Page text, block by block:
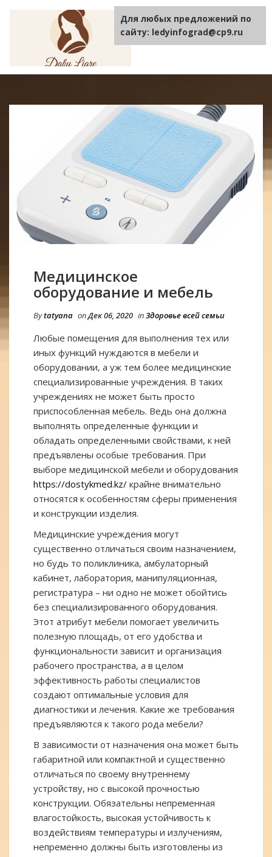
TOGGLE
Медицинское
оборудование и мебель
Bytatyana onДек 06, 2020 inЗдоровье всей семьи
Любые помещения для выполнения тех или
иных функций нуждаются в мебели и
оборудовании, а уж тем более медицинские
специализированные учреждения. В таких
учреждениях не может быть просто
приспособленная мебель. Ведь она должна
выполнять определенные функции и
обладать определенными свойствами, к ней
предъявлены особые требования. При
выборе медицинской мебели и оборудования
https://dostykmed.kz/ крайне внимательно
относятся к особенностям сферы применения
и конструкции изделия.
Медицинские учреждения могут
существенно отличаться своим назначением,
но будь то поликлиника, амбулаторный
кабинет, лаборатория, манипуляционная,
регистратура – ни одно не может обойтись
без специализированного оборудования.
Этот атрибут мебели помогает увеличить
полезную площадь, от его удобства и
функциональности зависит и организация
рабочего пространства, а в целом
эффективность работы специалистов
создают оптимальные условия для
диагностики и лечения. Какие же требования
предъявляются к такого рода мебели?
В зависимости от назначения она может быть
габаритной или компактной и существенно
отличаться по своему внутреннему
устройству, но с высокой прочностью
конструкции. Обязательны непременная
влагостойкость, высокая устойчивость к
воздействиям температуры и излучениям,
непременно должны быть изготовлены из
Для любых предложений по
сайту: ledyinfograd@cp9.ru